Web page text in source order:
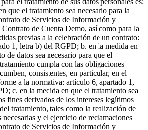
que el tratamiento sea necesario para la
de Servicios de Información y
de Cuenta Demo, así como para la
previas a la celebración de un contrato:
1, letra b) del RGPD; b. en la medida en
de datos sea necesario para que el
cumpla con las obligaciones
consistentes, en particular, en el
a la normativa: artículo 6, apartado 1,
c. en la medida en que el tratamiento sea
fines derivados de los intereses legítimos
tratamiento, tales como la realización de
necesarias y el ejercicio de reclamaciones
de Servicios de Información y